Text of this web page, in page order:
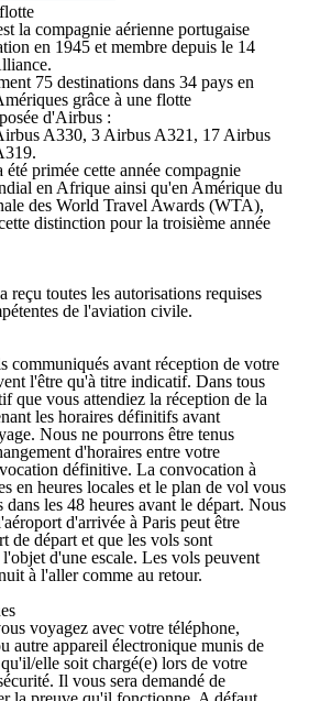
la compagnie aérienne portugaise
en 1945 et membre depuis le 14
75 destinations dans 34 pays en
grâce à une flotte
d'Airbus :
A330, 3 Airbus A321, 17 Airbus
primée cette année compagnie
en Afrique ainsi qu'en Amérique du
des World Travel Awards (WTA),
distinction pour la troisième année
reçu toutes les autorisations requises
de l'aviation civile.
communiqués avant réception de votre
l'être qu'à titre indicatif. Dans tous
que vous attendiez la réception de la
les horaires définitifs avant
Nous ne pourrons être tenus
d'horaires entre votre
définitive. La convocation à
en heures locales et le plan de vol vous
dans les 48 heures avant le départ. Nous
d'arrivée à Paris peut être
de départ et que les vols sont
d'une escale. Les vols peuvent
à l'aller comme au retour.
voyagez avec votre téléphone,
autre appareil électronique munis de
elle soit chargé(e) lors de votre
Il vous sera demandé de